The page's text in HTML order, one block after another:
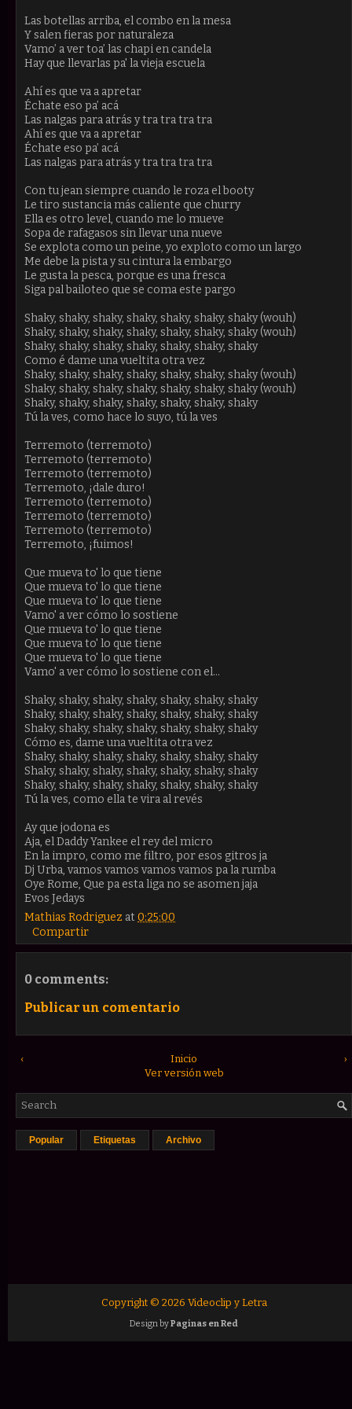
Las botellas arriba, el combo en la mesa
Y salen fieras por naturaleza
Vamo’ a ver toa’ las chapi en candela
Hay que llevarlas pa' la vieja escuela
Ahí es que va a apretar
Échate eso pa’ acá
Las nalgas para atrás y tra tra tra tra
Ahí es que va a apretar
Échate eso pa’ acá
Las nalgas para atrás y tra tra tra tra
Con tu jean siempre cuando le roza el booty
Le tiro sustancia más caliente que churry
Ella es otro level, cuando me lo mueve
Sopa de rafagasos sin llevar una nueve
Se explota como un peine, yo exploto como un largo
Me debe la pista y su cintura la embargo
Le gusta la pesca, porque es una fresca
Siga pal bailoteo que se coma este pargo
Shaky, shaky, shaky, shaky, shaky, shaky, shaky (wouh)
Shaky, shaky, shaky, shaky, shaky, shaky, shaky (wouh)
Shaky, shaky, shaky, shaky, shaky, shaky, shaky
Como é dame una vueltita otra vez
Shaky, shaky, shaky, shaky, shaky, shaky, shaky (wouh)
Shaky, shaky, shaky, shaky, shaky, shaky, shaky (wouh)
Shaky, shaky, shaky, shaky, shaky, shaky, shaky
Tú la ves, como hace lo suyo, tú la ves
Terremoto (terremoto)
Terremoto (terremoto)
Terremoto (terremoto)
Terremoto, ¡dale duro!
Terremoto (terremoto)
Terremoto (terremoto)
Terremoto (terremoto)
Terremoto, ¡fuimos!
Que mueva to' lo que tiene
Que mueva to' lo que tiene
Que mueva to' lo que tiene
Vamo' a ver cómo lo sostiene
Que mueva to' lo que tiene
Que mueva to' lo que tiene
Que mueva to' lo que tiene
Vamo' a ver cómo lo sostiene con el...
Shaky, shaky, shaky, shaky, shaky, shaky, shaky
Shaky, shaky, shaky, shaky, shaky, shaky, shaky
Shaky, shaky, shaky, shaky, shaky, shaky, shaky
Cómo es, dame una vueltita otra vez
Shaky, shaky, shaky, shaky, shaky, shaky, shaky
Shaky, shaky, shaky, shaky, shaky, shaky, shaky
Shaky, shaky, shaky, shaky, shaky, shaky, shaky
Tú la ves, como ella te vira al revés
Ay que jodona es
Aja, el Daddy Yankee el rey del micro
En la impro, como me filtro, por esos gitros ja
Dj Urba, vamos vamos vamos vamos pa la rumba
Oye Rome, Que pa esta liga no se asomen jaja
Evos Jedays
Mathias Rodriguez at 0:25:00
Compartir
0 comments:
Publicar un comentario
‹ ›
Inicio
Ver versión web
Popular Etiquetas Archivo
Copyright © 2026 Videoclip y Letra
Design byPaginas en Red